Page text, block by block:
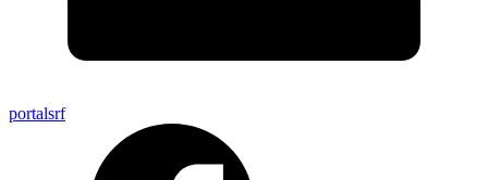
portalsrf